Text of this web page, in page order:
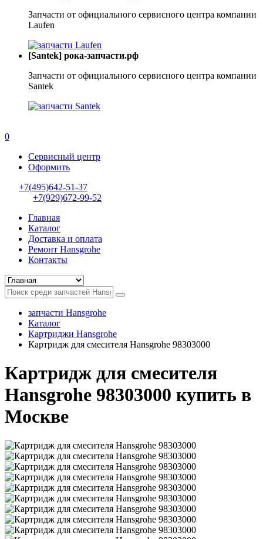
Запчасти от официального сервисного центра компании
Laufen
[Santek] рока-запчасти.рф
Запчасти от официального сервисного центра компании
Santek
0
Сервисный центр
Оформить
+7(495)642-51-37
+7(929)672-99-52
Главная
Каталог
Доставка и оплата
Ремонт Hansgrohe
Контакты
запчасти Hansgrohe
Каталог
Картриджи Hansgrohe
Картридж для смесителя Hansgrohe 98303000
Картридж для смесителя
Hansgrohe 98303000 купить в
Москве